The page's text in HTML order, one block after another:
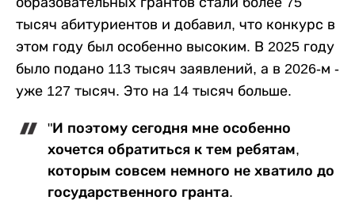
тысяч абитуриентов и добавил, что конкурс в
этом году был особенно высоким. В 2025 году
было подано 113 тысяч заявлений, а в 2026-м -
уже 127 тысяч. Это на 14 тысяч больше.
"И поэтому сегодня мне особенно
хочется обратиться к тем ребятам,
которым совсем немного не хватило до
государственного гранта.